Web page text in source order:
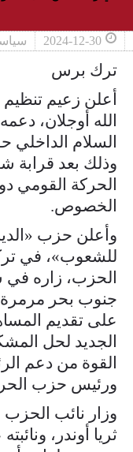
2024-12-30
ترك برس
أعلن زعيم
الله أوجلان،
السلام الداخلي
وذلك بعد
الحركة القومي
الخصوص.
وأعلن حزب
للشعوب»، في
الحزب، زاره
جنوب بحر
على تقديم
الجديد لحل
القوة من دعم
ورئيس حزب
وزار نائب
ثريا أوندر،